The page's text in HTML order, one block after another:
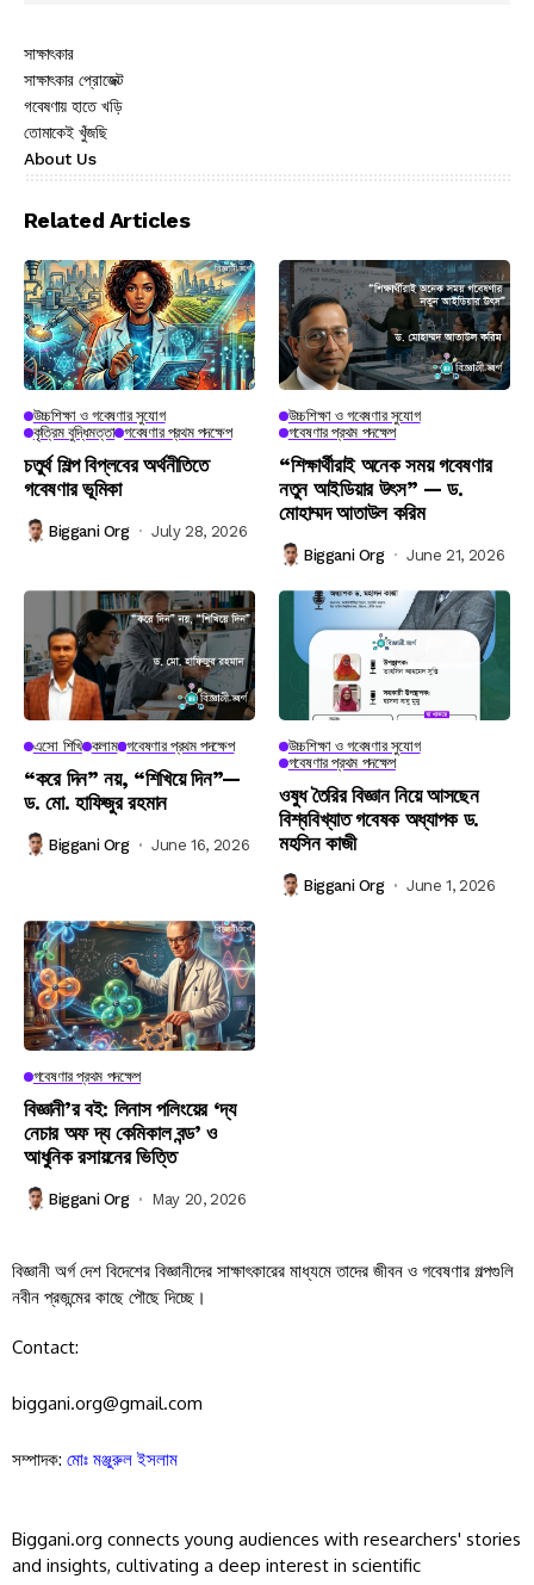
সাক্ষাৎকার
সাক্ষাৎকার প্রোজেক্ট
গবেষণায় হাতে খড়ি
তোমাকেই খুঁজছি
About Us
Related Articles
উচ্চশিক্ষা ও গবেষণার সুযোগ
কৃত্রিম বুদ্ধিমত্তা গবেষণার প্রথম পদক্ষেপ
চতুর্থ শিল্প বিপ্লবের অর্থনীতিতে
গবেষণার ভূমিকা
Biggani Org July 28, 2026
উচ্চশিক্ষা ও গবেষণার সুযোগ
গবেষণার প্রথম পদক্ষেপ
“শিক্ষার্থীরাই অনেক সময় গবেষণার
নতুন আইডিয়ার উৎস” — ড.
মোহাম্মদ আতাউল করিম
Biggani Org June 21, 2026
এসো শিখি কলাম গবেষণার প্রথম পদক্ষেপ
“করে দিন” নয়, “শিখিয়ে দিন”—
ড. মো. হাফিজুর রহমান
Biggani Org June 16, 2026
উচ্চশিক্ষা ও গবেষণার সুযোগ
গবেষণার প্রথম পদক্ষেপ
ওষুধ তৈরির বিজ্ঞান নিয়ে আসছেন
বিশ্ববিখ্যাত গবেষক অধ্যাপক ড.
মহসিন কাজী
Biggani Org June 1, 2026
গবেষণার প্রথম পদক্ষেপ
বিজ্ঞানী’র বই: লিনাস পলিংয়ের ‘দ্য
নেচার অফ দ্য কেমিকাল বন্ড’ ও
আধুনিক রসায়নের ভিত্তি
Biggani Org May 20, 2026
বিজ্ঞানী অর্গ দেশ বিদেশের বিজ্ঞানীদের সাক্ষাৎকারের মাধ্যমে তাদের জীবন ও গবেষণার গল্পগুলি
নবীন প্রজন্মের কাছে পৌছে দিচ্ছে।
Contact:
biggani.org@gmail.com
সম্পাদক: মোঃ মঞ্জুরুল ইসলাম
Biggani.org connects young audiences with researchers' stories
and insights, cultivating a deep interest in scientific